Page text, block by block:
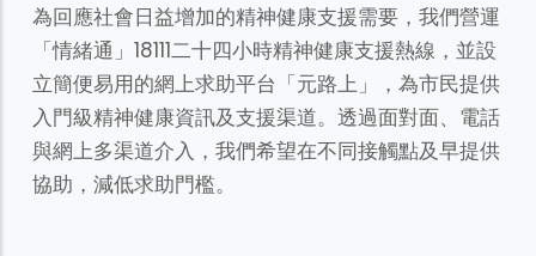
為回應社會日益增加的精神健康支援需要，我們營運
「情緒通」18111二十四小時精神健康支援熱線，並設
立簡便易用的網上求助平台「元路上」，為市民提供
入門級精神健康資訊及支援渠道。透過面對面、電話
與網上多渠道介入，我們希望在不同接觸點及早提供
協助，減低求助門檻。